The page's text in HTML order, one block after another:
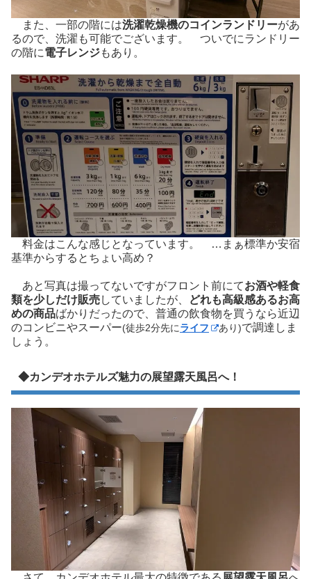
また、一部の階には洗濯乾燥機のコインランドリーがあ
るので、洗濯も可能でございます。 ついでにランドリー
の階に電子レンジもあり。
料金はこんな感じとなっています。 …まぁ標準か安宿
基準からするとちょい高め？
あと写真は撮ってないですがフロント前にてお酒や軽食
類を少しだけ販売していましたが、
どれも高級感あるお高
めの商品ばかりだったので、普通の飲食物を買うなら近辺
のコンビニやスーパー(徒歩2分先にライフ あり)で調達しま
しょう。
◆カンデオホテルズ魅力の展望露天風呂へ！